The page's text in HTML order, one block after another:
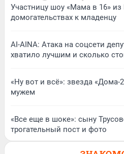
Участницу шоу «Мама в 16»
домогательствах к младенцу
AI-AINA: Атака на соцсети
хватило лучшим и сколько
«Ну вот и всё»: звезда
мужем
«Все еще в шоке»: сыну
трогательный пост и фото